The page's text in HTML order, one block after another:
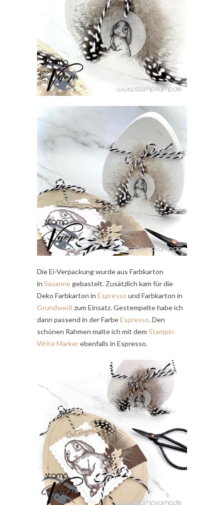
Die Ei-Verpackung wurde aus Farbkarton
in Savanne gebastelt. Zusätzlich kam für die
Deko Farbkarton in Espresso und Farbkarton in
Grundweiß zum Einsatz. Gestempelte habe ich
dann passend in der FarbeEspresso. Den
schönen Rahmen malte ich mit dem Stampin
Write Markerebenfalls in Espresso.